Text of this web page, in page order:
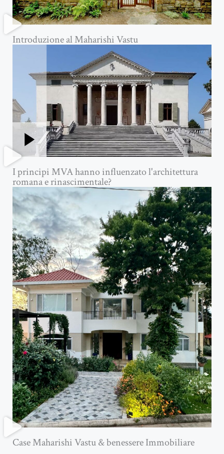
Introduzione al Maharishi Vastu
I principi MVA hanno influenzato l'architettura
romana e rinascimentale?
Case Maharishi Vastu & benessere Immobiliare